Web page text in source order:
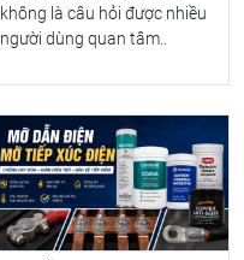
không là câu hỏi được nhiều
người dùng quan tâm..